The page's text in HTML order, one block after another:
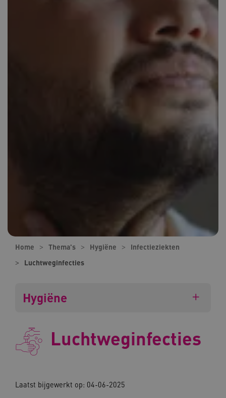
Home Thema's Hygiëne
Infectieziekten
Luchtweginfecties
Hygiëne
Luchtweginfecties
Laatst bijgewerkt op: 04-06-2025